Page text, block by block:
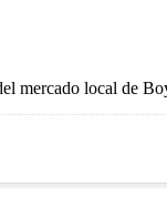
mercado local de